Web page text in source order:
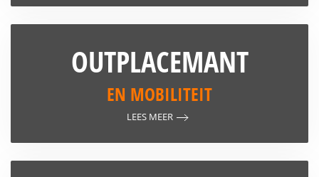
OUTPLACEMANT
EN MOBILITEIT
LEES MEER